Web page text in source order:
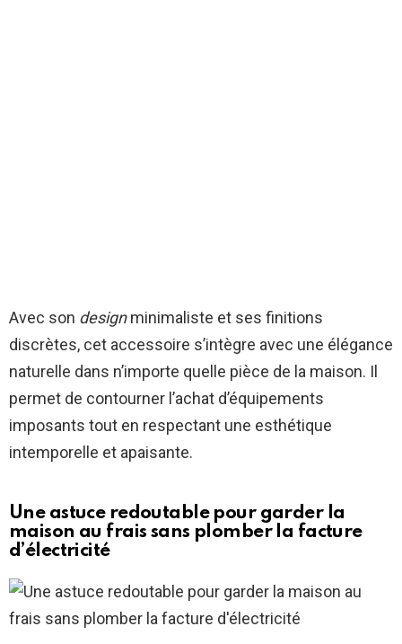
Avec son designminimaliste et ses finitions
discrètes, cet accessoire s’intègre avec une élégance
naturelle dans n’importe quelle pièce de la maison. Il
permet de contourner l’achat d’équipements
imposants tout en respectant une esthétique
intemporelle et apaisante.
Une astuce redoutable pour garder la
maison au frais sans plomber la facture
d’électricité